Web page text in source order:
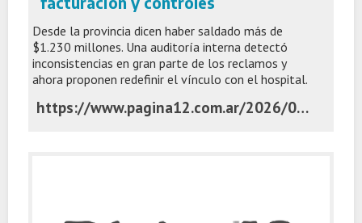
Desde la provincia dicen haber saldado más de
$1.230 millones. Una auditoría interna detectó
inconsistencias en gran parte de los reclamos y
ahora proponen redefinir el vínculo con el hospital.
https://www.pagina12.com.ar/2026/06/03/ioma-cancela-su-deuda-con-el-garrahan-y-abre-una-disputa-por-facturacion-y-controles/